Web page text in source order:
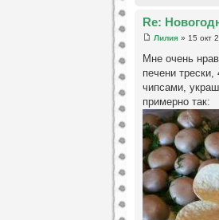
Re:
Лилия » 15 окт
Мне очень
печени
чипсами,
примерно так: